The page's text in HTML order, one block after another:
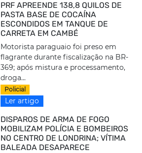
PRF APREENDE 138,8 QUILOS DE
PASTA BASE DE COCAÍNA
ESCONDIDOS EM TANQUE DE
CARRETA EM CAMBÉ
Motorista paraguaio foi preso em
flagrante durante fiscalização na BR-
369; após mistura e processamento,
droga...
Policial
Ler artigo
DISPAROS DE ARMA DE FOGO
MOBILIZAM POLÍCIA E BOMBEIROS
NO CENTRO DE LONDRINA; VÍTIMA
BALEADA DESAPARECE